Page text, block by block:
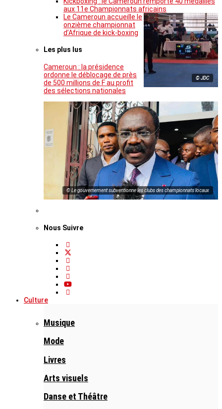
aux 11e Championnats africains
© JDC
Le Cameroun accueille le
onzième championnat
d’Afrique de kick-boxing
Les plus lus
Cameroun : la présidence
ordonne le déblocage de près
de 500 millions de F au profit
des sélections nationales
© Le gouvernement subventionne les clubs des championnats locaux
Nous Suivre
Culture
Musique
Mode
Livres
Arts visuels
Danse et Théâtre